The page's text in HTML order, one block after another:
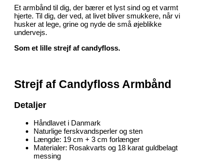
Et armbånd til dig, der bærer et lyst sind og et varmt
hjerte. Til dig, der ved, at livet bliver smukkere, når vi
husker at lege, grine og nyde de små øjeblikke
undervejs.
Som et lille strejf af candyfloss.
Strejf af Candyfloss Armbånd
Detaljer
Håndlavet i Danmark
Naturlige ferskvandsperler og sten
Længde: 19 cm + 3 cm forlænger
Materialer: Rosakvarts og 18 karat guldbelagt
messing